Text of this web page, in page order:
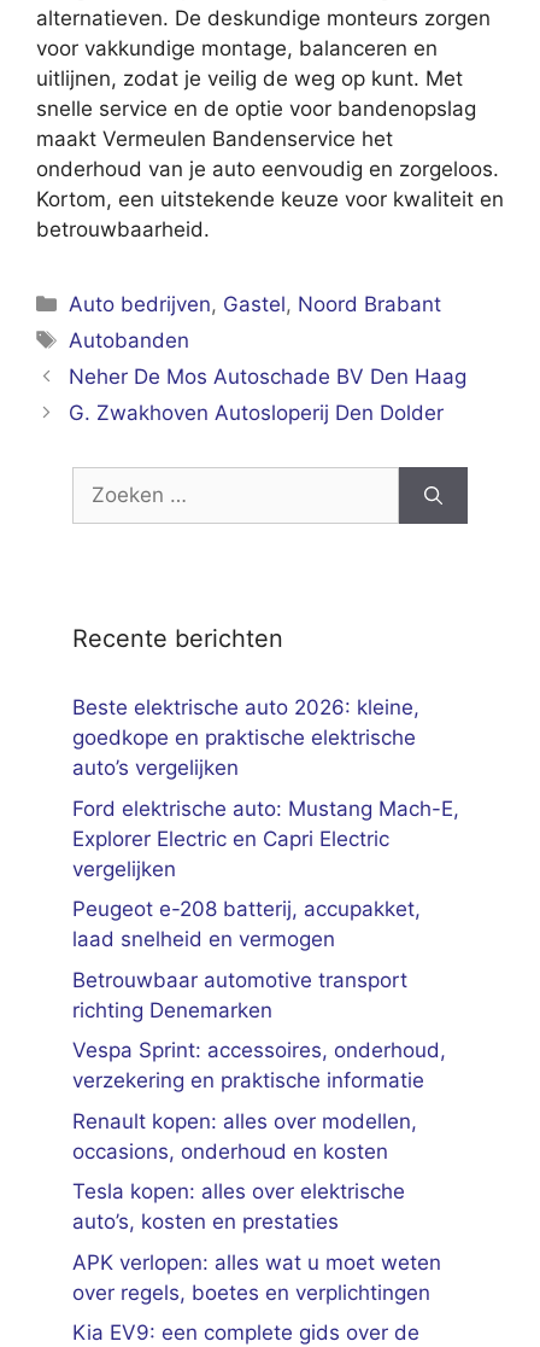
alternatieven. De deskundige monteurs zorgen
voor vakkundige montage, balanceren en
uitlijnen, zodat je veilig de weg op kunt. Met
snelle service en de optie voor bandenopslag
maakt Vermeulen Bandenservice het
onderhoud van je auto eenvoudig en zorgeloos.
Kortom, een uitstekende keuze voor kwaliteit en
betrouwbaarheid.
Categorieën
Auto bedrijven, Gastel, Noord Brabant
Tags
Autobanden
Neher De Mos Autoschade BV Den Haag
G. Zwakhoven Autosloperij Den Dolder
Zoek
Recente berichten
Beste elektrische auto 2026: kleine,
goedkope en praktische elektrische
auto’s vergelijken
Ford elektrische auto: Mustang Mach-E,
Explorer Electric en Capri Electric
vergelijken
Peugeot e-208 batterij, accupakket,
laad snelheid en vermogen
Betrouwbaar automotive transport
richting Denemarken
Vespa Sprint: accessoires, onderhoud,
verzekering en praktische informatie
Renault kopen: alles over modellen,
occasions, onderhoud en kosten
Tesla kopen: alles over elektrische
auto’s, kosten en prestaties
APK verlopen: alles wat u moet weten
over regels, boetes en verplichtingen
Kia EV9: een complete gids over de